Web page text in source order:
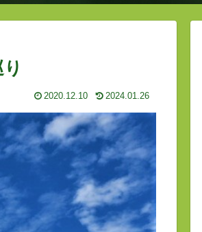
2020.12.10 2024.01.26